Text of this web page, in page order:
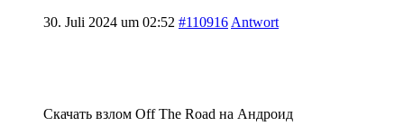
30. Juli 2024 um 02:52 #110916 Antwort
Скачать взлом Off The Road на Андроид